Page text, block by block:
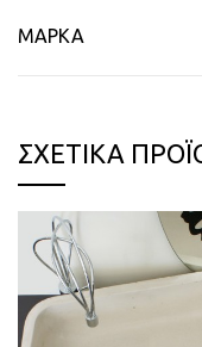
ΜΆΡΚΑ
ΣΧΕΤΙΚΆ